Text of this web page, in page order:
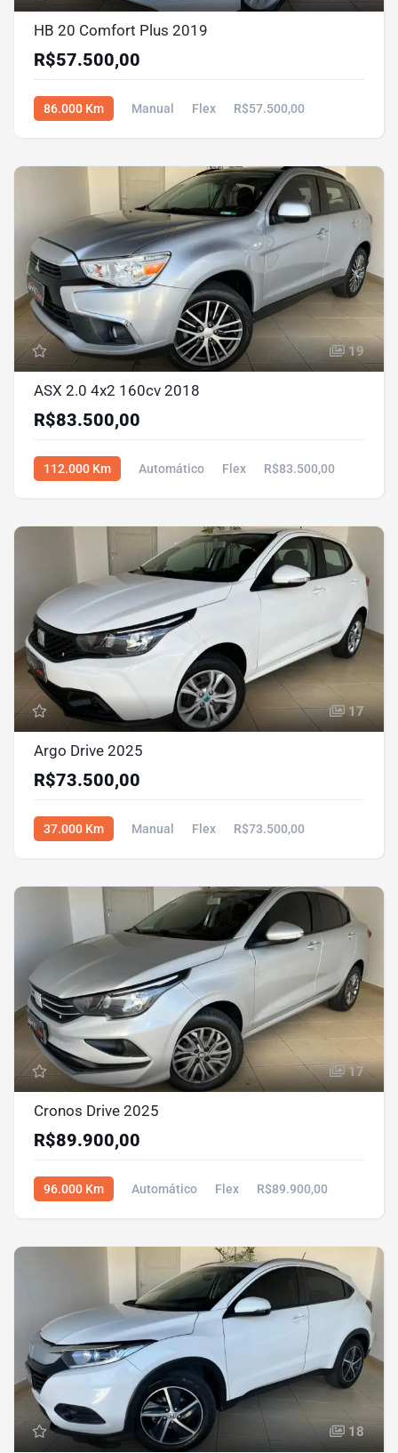
HB 20 Comfort Plus 2019
R$57.500,00
86.000 Km Manual Flex R$57.500,00
19
ASX 2.0 4x2 160cv 2018
R$83.500,00
112.000 Km Automático Flex R$83.500,00
17
Argo Drive 2025
R$73.500,00
37.000 Km Manual Flex R$73.500,00
17
Cronos Drive 2025
R$89.900,00
96.000 Km Automático Flex R$89.900,00
18